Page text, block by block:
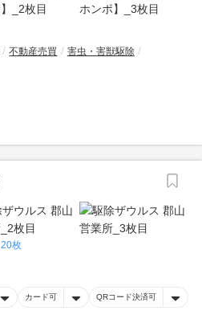
不動産売買
害虫・害獣駆除
20枚
カード可 QRコード決済可